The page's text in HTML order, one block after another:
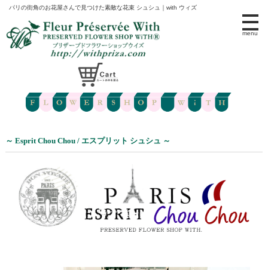
パリの街角のお花屋さんで見つけた素敵な花束 シュシュ｜with ウィズ
menu
～ Esprit Chou Chou / エスプリット シュシュ ～